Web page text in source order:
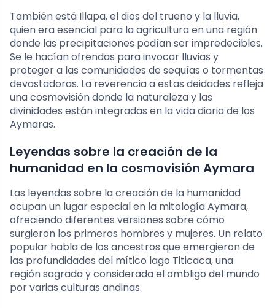
También está Illapa, el dios del trueno y la lluvia,
quien era esencial para la agricultura en una región
donde las precipitaciones podían ser impredecibles.
Se le hacían ofrendas para invocar lluvias y
proteger a las comunidades de sequías o tormentas
devastadoras. La reverencia a estas deidades refleja
una cosmovisión donde la naturaleza y las
divinidades están integradas en la vida diaria de los
Aymaras.
Leyendas sobre la creación de la
humanidad en la cosmovisión Aymara
Las leyendas sobre la creación de la humanidad
ocupan un lugar especial en la mitología Aymara,
ofreciendo diferentes versiones sobre cómo
surgieron los primeros hombres y mujeres. Un relato
popular habla de los ancestros que emergieron de
las profundidades del mítico lago Titicaca, una
región sagrada y considerada el ombligo del mundo
por varias culturas andinas.